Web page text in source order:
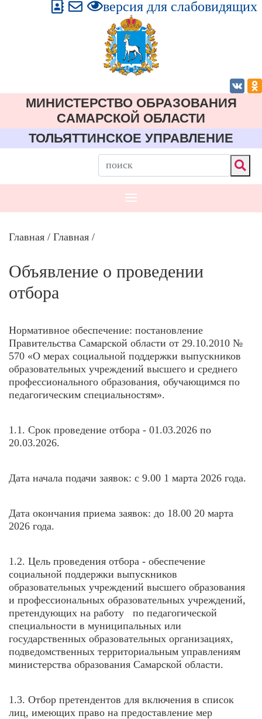
версия для слабовидящих
МИНИСТЕРСТВО ОБРАЗОВАНИЯ
CАМАРСКОЙ ОБЛАСТИ
ТОЛЬЯТТИНСКОЕ УПРАВЛЕНИЕ
Главная / Главная /
Объявление о проведении
отбора
Нормативное обеспечение: постановление
Правительства Самарской области от 29.10.2010 №
570 «О мерах социальной поддержки выпускников
образовательных учреждений высшего и среднего
профессионального образования, обучающимся по
педагогическим специальностям».
1.1. Срок проведение отбора - 01.03.2026 по
20.03.2026.
Дата начала подачи заявок: с 9.00 1 марта 2026 года.
Дата окончания приема заявок: до 18.00 20 марта
2026 года.
1.2. Цель проведения отбора - обеспечение
социальной поддержки выпускников
образовательных учреждений высшего образования
и профессиональных образовательных учреждений,
претендующих на работу по педагогической
специальности в муниципальных или
государственных образовательных организациях,
подведомственных территориальным управлениям
министерства образования Самарской области.
1.3. Отбор претендентов для включения в список
лиц, имеющих право на предоставление мер